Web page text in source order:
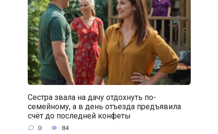
Сестра звала на дачу отдохнуть по-
семейному, а в день отъезда предъявила
счёт до последней конфеты
0 84